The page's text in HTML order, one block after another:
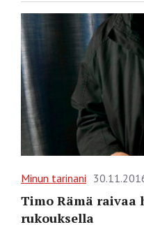
Minun tarinani
Timo Rämä raivaa
rukouksella